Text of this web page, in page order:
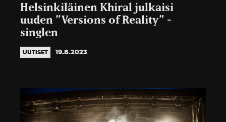
Helsinkiläinen Khiral julkaisi
uuden ”Versions of Reality” -
singlen
UUTISET 19.8.2023